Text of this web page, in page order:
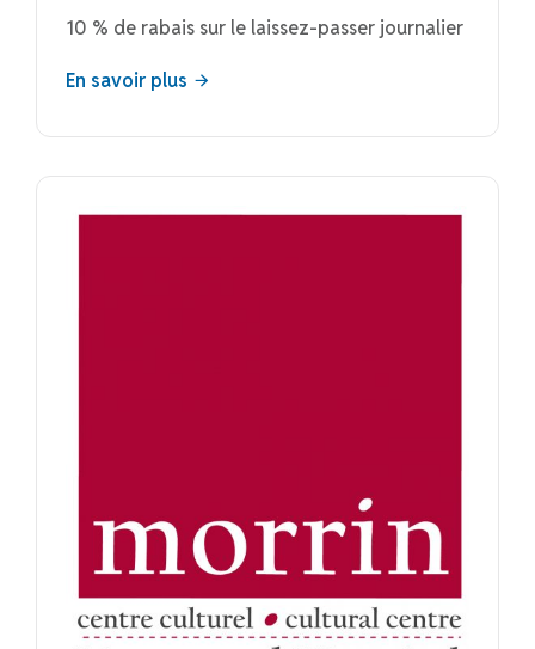
10 % de rabais sur le laissez-passer journalier
En savoir plus